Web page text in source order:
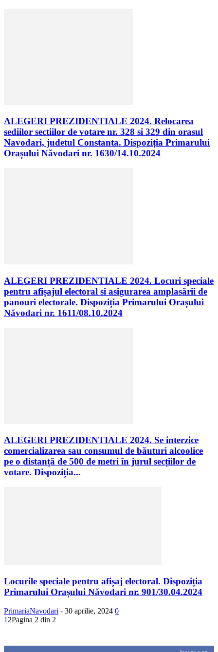
ALEGERI PREZIDENTIALE 2024. Relocarea
sediilor sectiilor de votare nr. 328 si 329 din orasul
Navodari, judetul Constanta. Dispoziția Primarului
Orașului Năvodari nr. 1630/14.10.2024
ALEGERI PREZIDENTIALE 2024. Locuri speciale
pentru afișajul electoral si asigurarea amplasării de
panouri electorale. Dispoziția Primarului Orașului
Năvodari nr. 1611/08.10.2024
ALEGERI PREZIDENTIALE 2024. Se interzice
comercializarea sau consumul de băuturi alcoolice
pe o distanță de 500 de metri în jurul secțiilor de
votare. Dispoziția...
Locurile speciale pentru afișaj electoral. Dispoziția
Primarului Orașului Năvodari nr. 901/30.04.2024
PrimariaNavodari - 30 aprilie, 2024 0
1 2Pagina 2 din 2